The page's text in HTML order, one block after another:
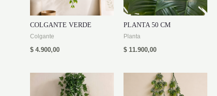
COLGANTE VERDE
Colgante
$ 4.900,00
PLANTA 50 CM
Planta
$ 11.900,00